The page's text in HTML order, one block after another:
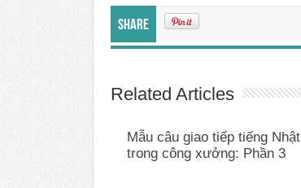
Share
Related Articles
Mẫu câu giao tiếp tiếng Nhật
trong công xưởng: Phần 3